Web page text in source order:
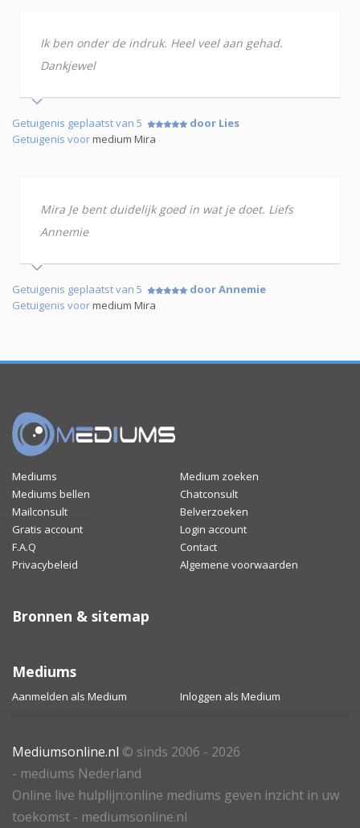
Ik ben onder de indruk. Heel veel aan gehad.
Dankjewel
Getuigenis geplaatst van 5
door Lies
Getuigenis voormedium Mira
Mira Je bent duidelijk goed in wat je doet. Liefs
Annemie
Getuigenis geplaatst van 5
door Annemie
Getuigenis voormedium Mira
Mediums
Medium zoeken
Mediums bellen
Chatconsult
Mailconsult
Belverzoeken
Gratis account
Login account
F.A.Q
Contact
Privacybeleid
Algemene voorwaarden
Bronnen & sitemap
Mediums
Aanmelden als Medium Inloggen als Medium
Mediumsonline.nl © sinds 2006 - 2026
- mediums Nederland
Online live hulplijn:online mediums geven inzicht in uw
toekomst - mediumsonline.nl